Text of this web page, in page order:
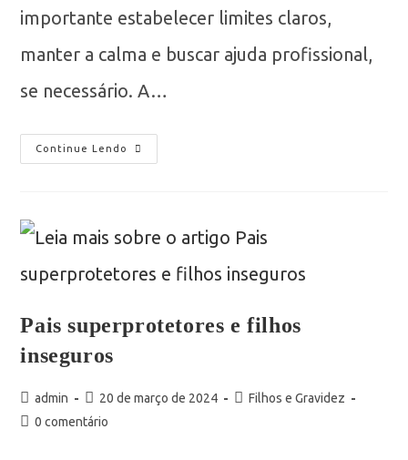
importante estabelecer limites claros,
manter a calma e buscar ajuda profissional,
se necessário. A…
Continue Lendo
Pais superprotetores e filhos
inseguros
admin 20 de março de 2024
Filhos e Gravidez
0 comentário